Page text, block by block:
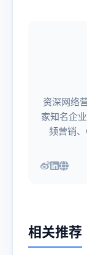
资深网络
家知名企
频营销
相关推荐